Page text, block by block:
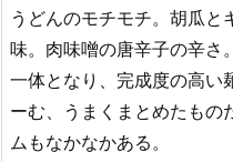
うどんのモチモチ。胡瓜と
味。肉味噌の唐辛子の辛さ
一体となり、完成度の高い
ーむ、うまくまとめたもの
ムもなかなかある。